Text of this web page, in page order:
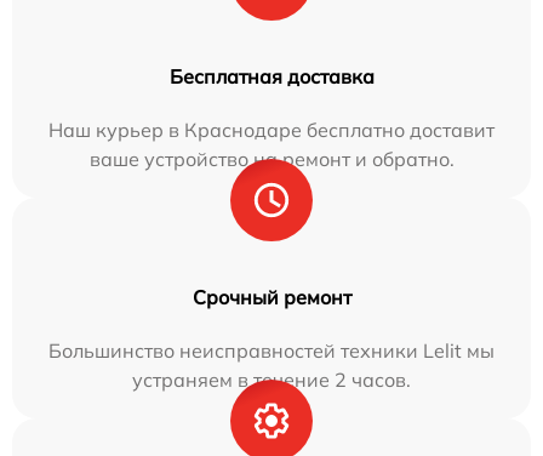
Бесплатная доставка
Наш курьер в Краснодаре бесплатно доставит
ваше устройство на ремонт и обратно.
Срочный ремонт
Большинство неисправностей техники Lelit мы
устраняем в течение 2 часов.